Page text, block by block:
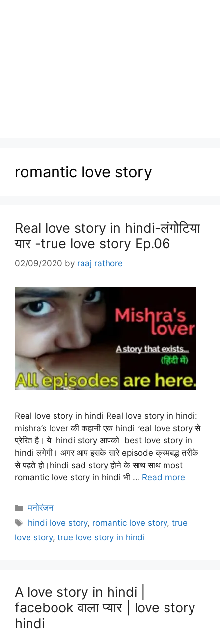
romantic love story
Real love story in hindi-लंगोटिया
यार -true love story Ep.06
02/09/2020 by raaj rathore
Real love story in hindi Real love story in hindi:
mishra’s lover की कहानी एक hindi real love story से
प्रेरित है। ये hindi story आपको best love story in
hindi लगेगी। अगर आप इसके सारे episode क्रमबद्ध तरीके
से पढ़ते हो।hindi sad story होने के साथ साथ most
romantic love story in hindi भी … Read more
Categories
मनोरंजन
Tags
hindi love story, romantic love story,true
love story, true love story in hindi
A love story in hindi |
facebook वाला प्यार | love story
hindi